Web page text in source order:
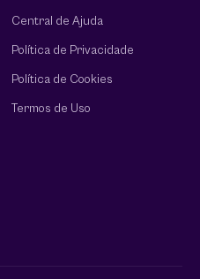
Central de Ajuda
Política de Privacidade
Política de Cookies
Termos de Uso